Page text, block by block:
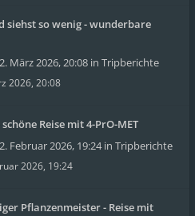
siehst so wenig - wunderbare
März 2026, 20:08 in Tripberichte
2026, 20:08
Reise mit 4-PrO-MET
Februar 2026, 19:24in Tripberichte
2026, 19:24
Pflanzenmeister - Reise mit